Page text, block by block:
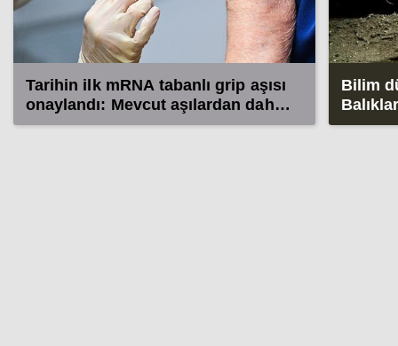
Tarihin ilk mRNA tabanlı grip aşısı
onaylandı: Mevcut aşılardan daha
güçlü
Bilim